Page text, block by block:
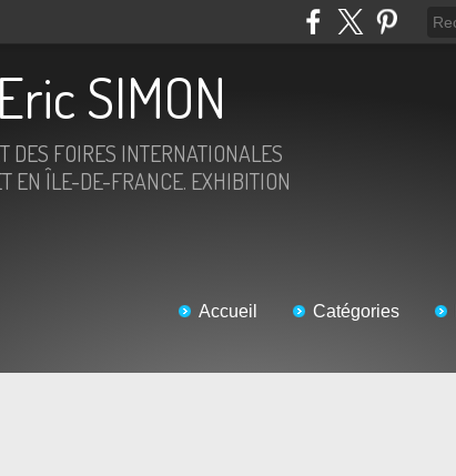
SIMON
DES FOIRES INTERNATIONALES
EN ÎLE-DE-FRANCE. EXHIBITION
Accueil Catégories